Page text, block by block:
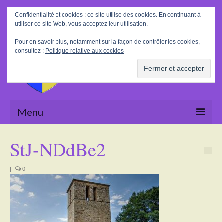
Rechercher
:
Menu
La Mairie
Le village
Tourisme
StJ-NDdBe2
| 0
Confidentialité et cookies : ce site utilise des cookies. En continuant à
utiliser ce site Web, vous acceptez leur utilisation.
Pour en savoir plus, notamment sur la façon de contrôler les cookies,
consultez : Politique relative aux cookies